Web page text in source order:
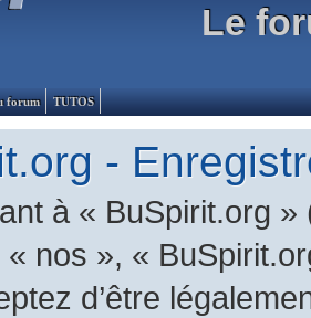
Le
forum TUTOS
-
à « BuSpirit.org
« nos », «
d’être